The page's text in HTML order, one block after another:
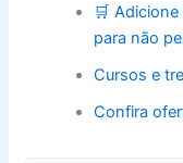
🛒
para não
Cursos e
Confira